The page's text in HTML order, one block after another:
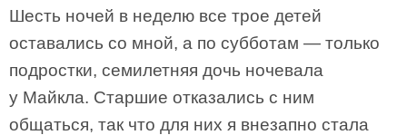
Шесть ночей в неделю все трое детей
оставались со мной, а по субботам — только
подростки, семилетняя дочь ночевала
у Майкла. Старшие отказались с ним
общаться, так что для них я внезапно стала